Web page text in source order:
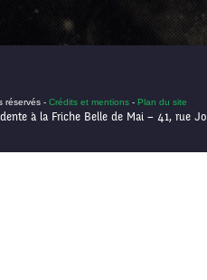
réservés - Crédits et mentions - Plan du site
à la Friche Belle de Mai – 41, rue